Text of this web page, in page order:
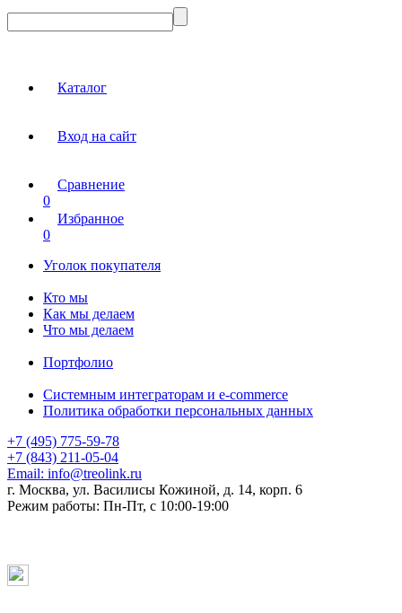
Каталог
Вход на сайт
Сравнение
0
Избранное
0
Уголок покупателя
Кто мы
Как мы делаем
Что мы делаем
Портфолио
Системным интеграторам и e-commerce
Политика обработки персональных данных
+7 (495) 775-59-78
+7 (843) 211-05-04
Email: info@treolink.ru
г. Москва, ул. Василисы Кожиной, д. 14, корп. 6
Режим работы: Пн-Пт, с 10:00-19:00